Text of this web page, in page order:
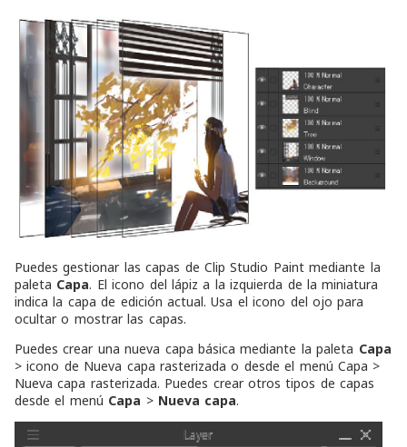
Puedes gestionar las capas de Clip Studio Paint mediante la
paleta Capa. El icono del lápiz a la izquierda de la miniatura
indica la capa de edición actual. Usa el icono del ojo para
ocultar o mostrar las capas.
Puedes crear una nueva capa básica mediante la paleta Capa
> icono de Nueva capa rasterizada o desde el menúCapa >
Nueva capa rasterizada. Puedes crear otros tipos de capas
desde el menú Capa > Nueva capa.